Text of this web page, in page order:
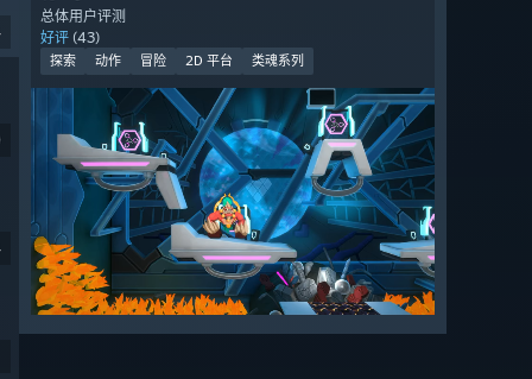
总体用户评测
好评 (43)
探索 动作 冒险 2D 平台 类魂系列